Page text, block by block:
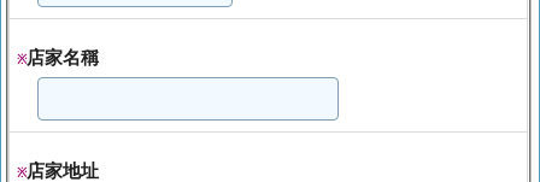
※店家名稱
※店家地址